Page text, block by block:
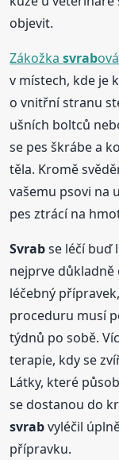
objevit.
Zákožkasvrabová
v místech, kde je
o vnitřní stranu
ušních boltců
se pes škrábe a
těla. Kromě
vašemu psovi na
pes ztrácí na
Svrabse léčí buď
nejprve
léčebný
proceduru musí
týdnů po sobě.
terapie, kdy se
Látky, které
se dostanou do
svrabvyléčil
přípravku.